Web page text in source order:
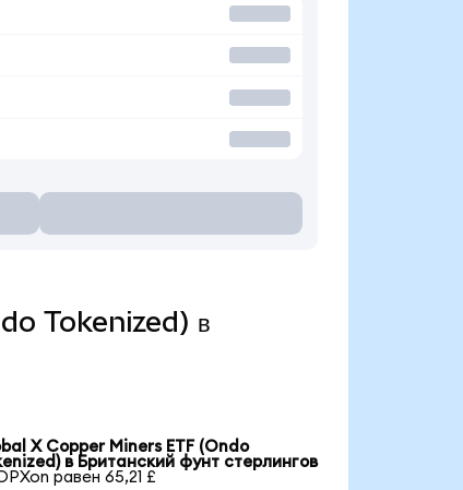
Tokenized) в
X Copper Miners ETF (Ondo
в Британский фунт стерлингов
равен 65,21 £